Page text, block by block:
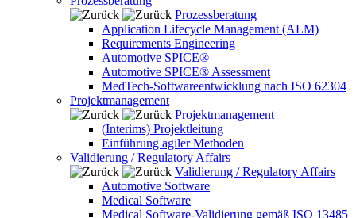
Prozessberatung
Application Lifecycle Management (ALM)
Requirements Engineering
Automotive SPICE®
Automotive SPICE® Assessment
MedTech-Softwareentwicklung nach ISO 62304
Projektmanagement
Projektmanagement
(Interims) Projektleitung
Einführung agiler Methoden
Validierung / Regulatory Affairs
Validierung / Regulatory Affairs
Automotive Software
Medical Software
Medical Software-Validierung gemäß ISO 13485